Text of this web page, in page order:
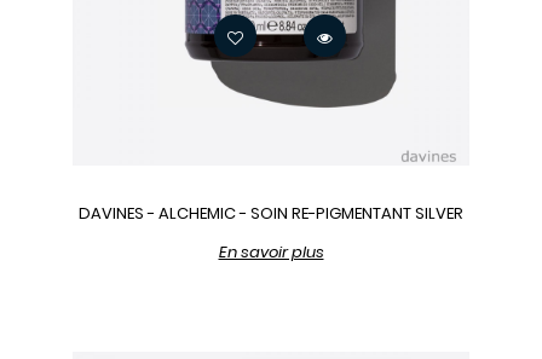
DAVINES - ALCHEMIC - SOIN RE-PIGMENTANT SILVER
En savoir plus